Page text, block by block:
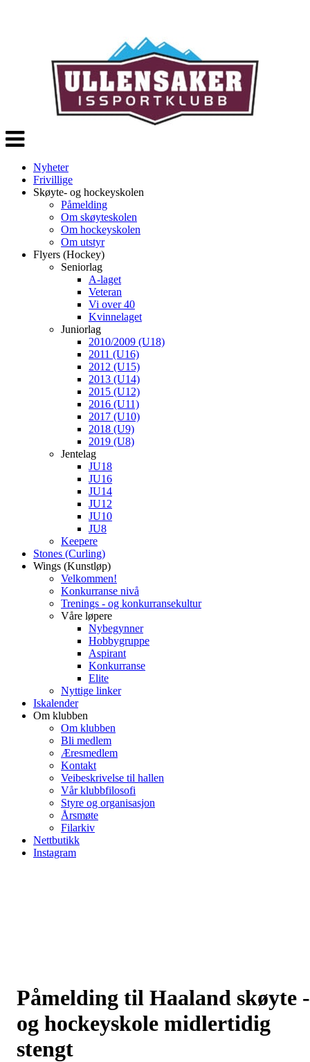
Veksle
navigasjon
Nyheter
Frivillige
Skøyte- og hockeyskolen
Påmelding
Om skøyteskolen
Om hockeyskolen
Om utstyr
Flyers (Hockey)
Seniorlag
A-laget
Veteran
Vi over 40
Kvinnelaget
Juniorlag
2010/2009 (U18)
2011 (U16)
2012 (U15)
2013 (U14)
2015 (U12)
2016 (U11)
2017 (U10)
2018 (U9)
2019 (U8)
Jentelag
JU18
JU16
JU14
JU12
JU10
JU8
Keepere
Stones (Curling)
Wings (Kunstløp)
Velkommen!
Konkurranse nivå
Trenings - og konkurransekultur
Våre løpere
Nybegynner
Hobbygruppe
Aspirant
Konkurranse
Elite
Nyttige linker
Iskalender
Om klubben
Om klubben
Bli medlem
Æresmedlem
Kontakt
Veibeskrivelse til hallen
Vår klubbfilosofi
Styre og organisasjon
Årsmøte
Filarkiv
Nettbutikk
Instagram
Påmelding til Haaland skøyte -
og hockeyskole midlertidig
stengt